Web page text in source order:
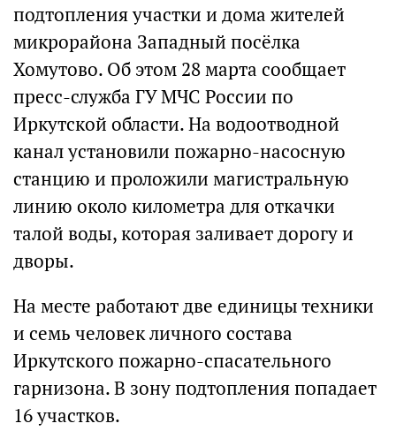
подтопления участки и дома жителей
микрорайона Западный посёлка
Хомутово. Об этом 28 марта сообщает
пресс-служба ГУ МЧС России по
Иркутской области. На водоотводной
канал установили пожарно-насосную
станцию и проложили магистральную
линию около километра для откачки
талой воды, которая заливает дорогу и
дворы.
На месте работают две единицы техники
и семь человек личного состава
Иркутского пожарно-спасательного
гарнизона. В зону подтопления попадает
16 участков.